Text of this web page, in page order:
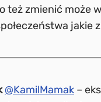
też zmienić może
jakie
@KamilMamak –